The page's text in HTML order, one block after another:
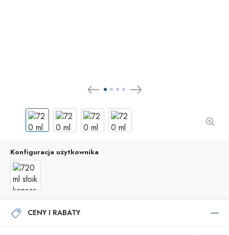
Konfiguracja użytkownika
CENY I RABATY